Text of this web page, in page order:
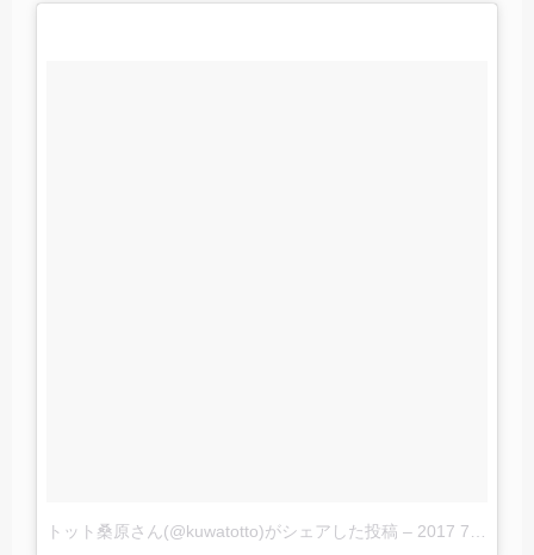
トット桑原さん(@kuwatotto)がシェアした投稿 – 2017 7月 15 8:38午後 PDT